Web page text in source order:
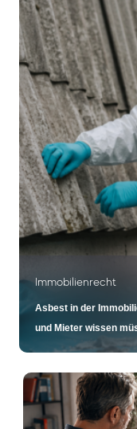
Immobilienrecht
Asbest in der
und Mieter wissen